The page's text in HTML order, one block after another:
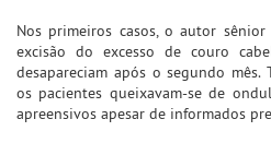
Nos primeiros casos, o autor
excisão do excesso de couro
desapareciam após o segundo
os pacientes queixavam-se de
apreensivos apesar de informados